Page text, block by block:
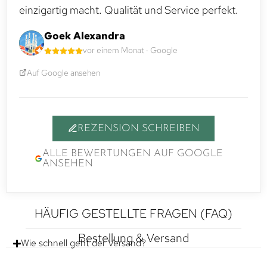
einzigartig macht. Qualität und Service perfekt.
Goek Alexandra
vor einem Monat · Google
Auf Google ansehen
REZENSION SCHREIBEN
ALLE BEWERTUNGEN AUF GOOGLE
ANSEHEN
HÄUFIG GESTELLTE FRAGEN (FAQ)
Bestellung & Versand
Wie schnell geht der Versand?